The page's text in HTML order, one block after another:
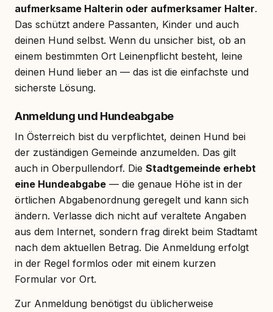
aufmerksame Halterin oder aufmerksamer Halter.
Das schützt andere Passanten, Kinder und auch
deinen Hund selbst. Wenn du unsicher bist, ob an
einem bestimmten Ort Leinenpflicht besteht, leine
deinen Hund lieber an — das ist die einfachste und
sicherste Lösung.
Anmeldung und Hundeabgabe
In Österreich bist du verpflichtet, deinen Hund bei
der zuständigen Gemeinde anzumelden. Das gilt
auch in Oberpullendorf. Die Stadtgemeinde erhebt
eine Hundeabgabe — die genaue Höhe ist in der
örtlichen Abgabenordnung geregelt und kann sich
ändern. Verlasse dich nicht auf veraltete Angaben
aus dem Internet, sondern frag direkt beim Stadtamt
nach dem aktuellen Betrag. Die Anmeldung erfolgt
in der Regel formlos oder mit einem kurzen
Formular vor Ort.
Zur Anmeldung benötigst du üblicherweise